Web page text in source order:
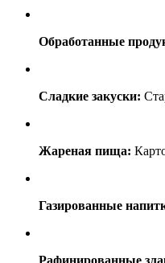
Обработанные
Сладкие закуски:
Жареная пища:
Газированные
Рафинированные